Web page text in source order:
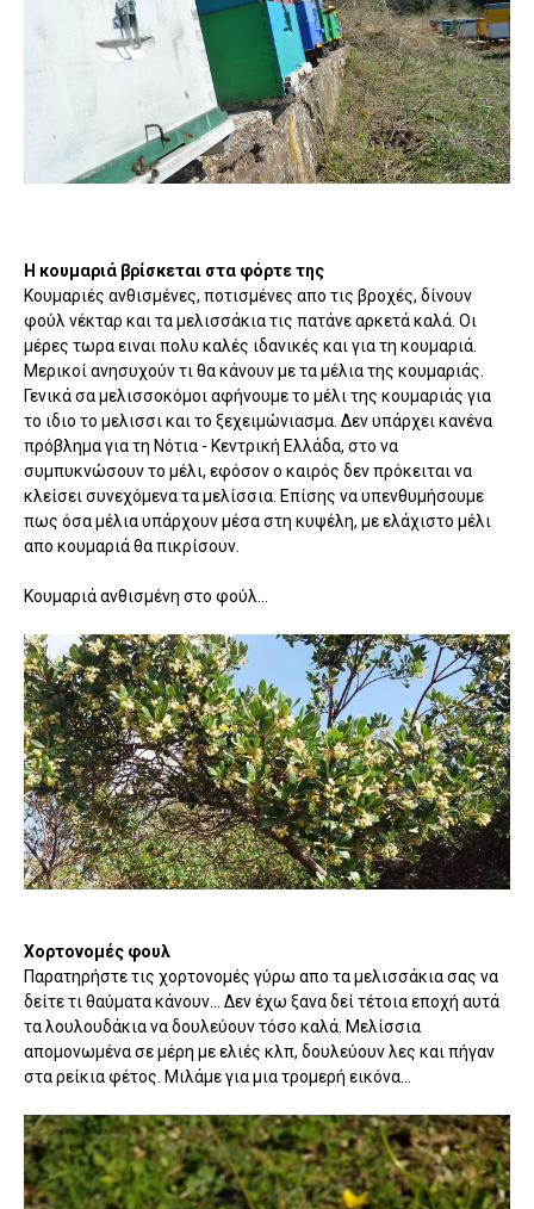
Η κουμαριά βρίσκεται στα φόρτε της
Κουμαριές ανθισμένες, ποτισμένες απο τις βροχές, δίνουν
φούλ νέκταρ και τα μελισσάκια τις πατάνε αρκετά καλά. Οι
μέρες τωρα ειναι πολυ καλές ιδανικές και για τη κουμαριά.
Μερικοί ανησυχούν τι θα κάνουν με τα μέλια της κουμαριάς.
Γενικά σα μελισσοκόμοι αφήνουμε το μέλι της κουμαριάς για
το ιδιο το μελισσι και το ξεχειμώνιασμα. Δεν υπάρχει κανένα
πρόβλημα για τη Νότια - Κεντρική Ελλάδα, στο να
συμπυκνώσουν το μέλι, εφόσον ο καιρός δεν πρόκειται να
κλείσει συνεχόμενα τα μελίσσια. Επίσης να υπενθυμήσουμε
πως όσα μέλια υπάρχουν μέσα στη κυψέλη, με ελάχιστο μέλι
απο κουμαριά θα πικρίσουν.
Κουμαριά ανθισμένη στο φούλ...
Χορτονομές φουλ
Παρατηρήστε τις χορτονομές γύρω απο τα μελισσάκια σας να
δείτε τι θαύματα κάνουν... Δεν έχω ξανα δεί τέτοια εποχή αυτά
τα λουλουδάκια να δουλεύουν τόσο καλά. Μελίσσια
απομονωμένα σε μέρη με ελιές κλπ, δουλεύουν λες και πήγαν
στα ρείκια φέτος. Μιλάμε για μια τρομερή εικόνα...